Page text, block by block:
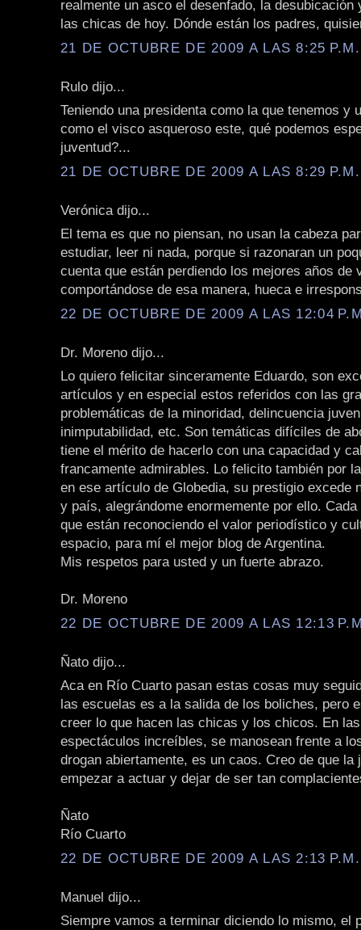
realmente un asco el desenfado, la desubicación
las chicas de hoy. Dónde están los padres,
21 DE OCTUBRE DE 2009 A LAS 8:25 P.M.
Rulo dijo...
Teniendo una presidenta como la que tenemos y
como el visco asqueroso este, qué podemos
juventud?...
21 DE OCTUBRE DE 2009 A LAS 8:29 P.M.
Verónica dijo...
El tema es que no piensan, no usan la cabeza
estudiar, leer ni nada, porque si razonaran un
cuenta que están perdiendo los mejores años de
comportándose de esa manera, hueca e
22 DE OCTUBRE DE 2009 A LAS 12:04
Dr. Moreno dijo...
Lo quiero felicitar sinceramente Eduardo, son
artículos y en especial estos referidos con las
problemáticas de la minoridad, delincuencia
inimputabilidad, etc. Son temáticas difíciles de
tiene el mérito de hacerlo con una capacidad y
francamente admirables. Lo felicito también por
en ese artículo de Globedia, su prestigio excede
y país, alegrándome enormemente por ello.
que están reconociendo el valor periodístico y
espacio, para mí el mejor blog de Argentina.
Mis respetos para usted y un fuerte abrazo.
Dr. Moreno
22 DE OCTUBRE DE 2009 A LAS 12:13
Ñato dijo...
Aca en Río Cuarto pasan estas cosas muy
las escuelas es a la salida de los boliches, pero
creer lo que hacen las chicas y los chicos. En
espectáculos increíbles, se manosean frente a
drogan abiertamente, es un caos. Creo de que la
empezar a actuar y dejar de ser tan
Ñato
Río Cuarto
22 DE OCTUBRE DE 2009 A LAS 2:13 P.M.
Manuel dijo...
Siempre vamos a terminar diciendo lo mismo, el